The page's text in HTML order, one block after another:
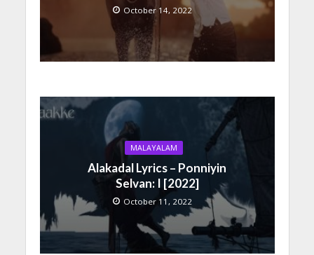
October 14, 2022
MALAYALAM
Alakadal Lyrics – Ponniyin
Selvan: I [2022]
October 11, 2022